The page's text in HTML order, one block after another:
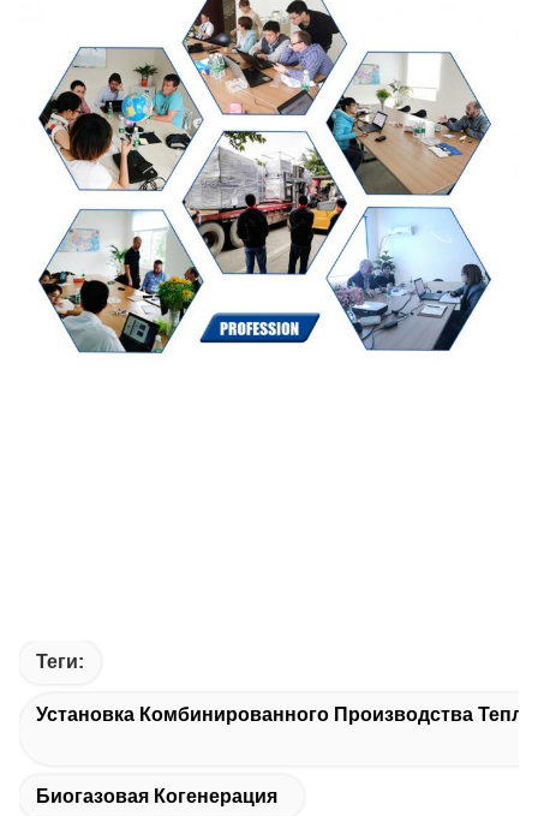
Теги:
Установка Комбинированного Производства
Биогазовая Когенерация